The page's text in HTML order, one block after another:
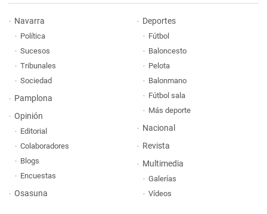
Navarra
Política
Sucesos
Tribunales
Sociedad
Pamplona
Opinión
Editorial
Colaboradores
Blogs
Encuestas
Osasuna
Deportes
Fútbol
Baloncesto
Pelota
Balonmano
Fútbol sala
Más deporte
Nacional
Revista
Multimedia
Galerías
Vídeos